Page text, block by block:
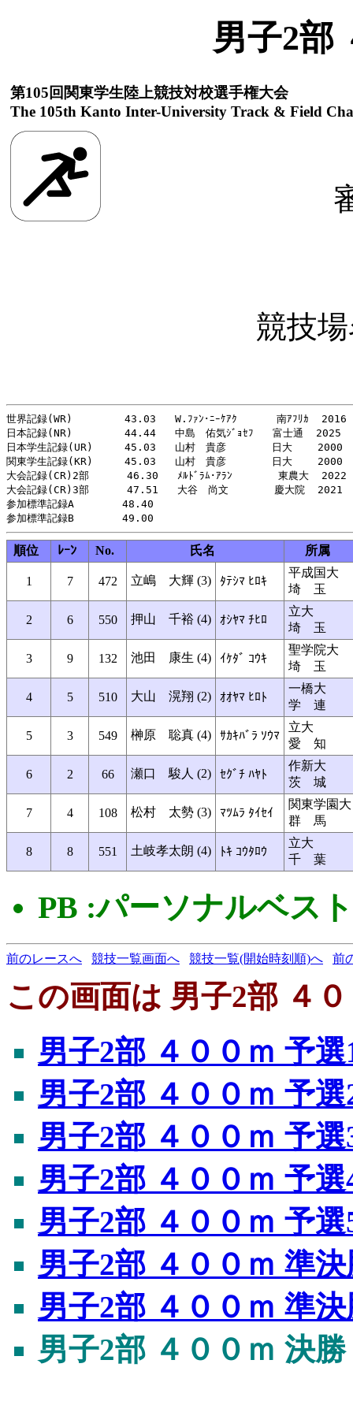
男子2部
第105回関東学生陸上競技対校選手権大会
The 105th Kanto Inter-University Track & Field
競技
世界記録(WR)     　　43.03   W.ﾌｧﾝ･ﾆｰｹｱｸ 　　  南ｱﾌﾘｶ  2016
日本記録(NR)     　　44.44   中島　佑気ｼﾞｮｾﾌ   富士通  2025
日本学生記録(UR)     45.03   山村　貴彦 　　   日大    2000
関東学生記録(KR)     45.03   山村　貴彦  　　  日大    2000
大会記録(CR)2部      46.30   ﾒﾙﾄﾞﾗﾑ･ｱﾗﾝ   　　 東農大  2022
大会記録(CR)3部      47.51   大谷　尚文  　　  慶大院  2021
参加標準記録A    　  48.40
順位 ﾚｰﾝ No. 氏名 所属
1 7 472 立嶋 大輝 (3) ﾀﾃｼﾏ ﾋﾛｷ
平成国大
埼 玉
2 6 550 押山 千裕 (4) ｵｼﾔﾏ ﾁﾋﾛ
立大
埼 玉
3 9 132 池田 康生 (4) ｲｹﾀﾞ ｺｳｷ
聖学院大
埼 玉
4 5 510 大山 滉翔 (2) ｵｵﾔﾏ ﾋﾛﾄ
一橋大
学 連
5 3 549 榊原 聡真 (4) ｻｶｷﾊﾞﾗ ｿｳﾏ
立大
愛 知
6 2 66 瀬口 駿人 (2) ｾｸﾞﾁ ﾊﾔﾄ
作新大
茨 城
7 4 108 松村 太勢 (3) ﾏﾂﾑﾗ ﾀｲｾｲ
関東学園大
群 馬
8 8 551 土岐孝太朗 (4) ﾄｷ ｺｳﾀﾛｳ
立大
千 葉
PB :パーソナルベスト
前のレースへ 競技一覧画面へ 競技一覧(開始時刻順)へ 前
この画面は 男子2部 ４
男子2部 ４００ｍ 予選
男子2部 ４００ｍ 予選
男子2部 ４００ｍ 予選
男子2部 ４００ｍ 予選
男子2部 ４００ｍ 予選
男子2部 ４００ｍ 準
男子2部 ４００ｍ 準
男子2部 ４００ｍ 決勝